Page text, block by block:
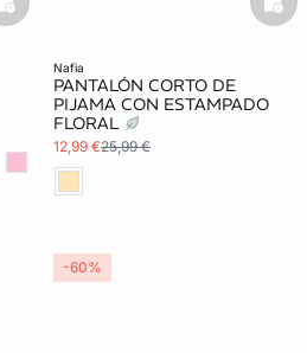
basketfull
nafia
PANTALÓN CORTO DE
PIJAMA CON ESTAMPADO
FLORAL
12,99 €25,99 €
-60%